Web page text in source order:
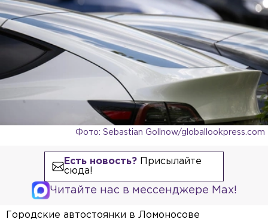
Фото: Sebastian Gollnow/globallookpress.com
Есть новость?Присылайте
сюда!
Читайте нас в мессенджере Max!
Городские автостоянки в Ломоносове